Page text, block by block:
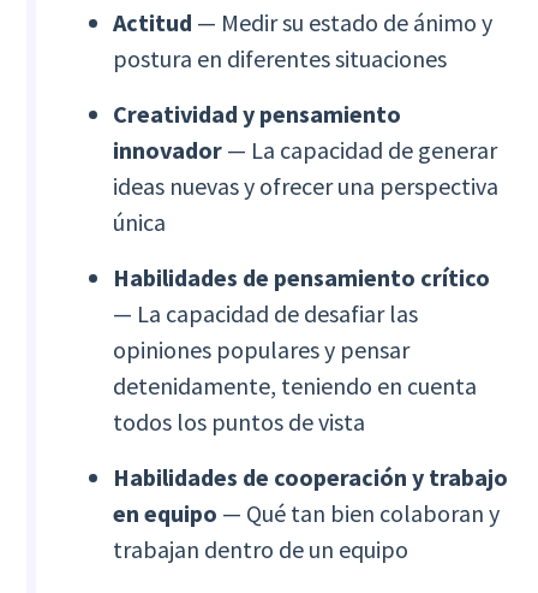
Actitud — Medir su estado de ánimo y
postura en diferentes situaciones
Creatividad y pensamiento
innovador — La capacidad de generar
ideas nuevas y ofrecer una perspectiva
única
Habilidades de pensamiento crítico
— La capacidad de desafiar las
opiniones populares y pensar
detenidamente, teniendo en cuenta
todos los puntos de vista
Habilidades de cooperación y trabajo
en equipo — Qué tan bien colaboran y
trabajan dentro de un equipo